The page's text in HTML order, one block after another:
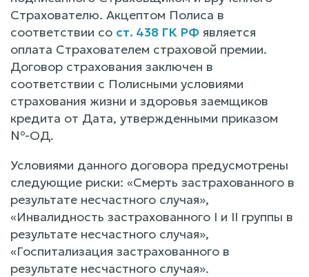
Страхователю. Акцептом Полиса в
соответствии со ст. 438 ГК РФ является
оплата Страхователем страховой премии.
Договор страхования заключен в
соответствии с Полисными условиями
страхования жизни и здоровья заемщиков
кредита от Дата, утвержденными приказом
№-ОД.
Условиями данного договора предусмотрены
следующие риски: «Смерть застрахованного в
результате несчастного случая»,
«Инвалидность застрахованного I и II группы в
результате несчастного случая»,
«Госпитализация застрахованного в
результате несчастного случая».